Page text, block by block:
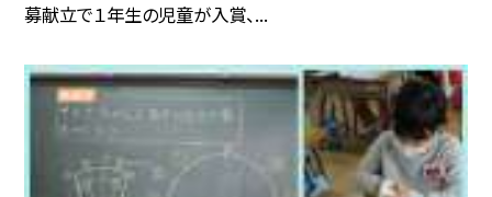
募献立で１年生の児童が入賞、...